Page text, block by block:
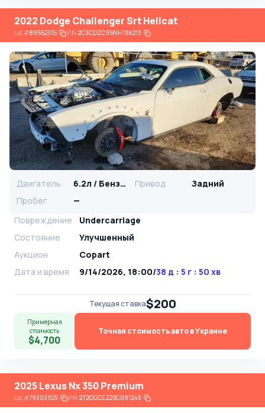
2022 Dodge Challenger Srt Hellcat
Lot#89552315 VIN:2C3CDZC95NH136213
Двигатель 6.2л / Бензин Привод
Задний
Пробег
—
Повреждение
Undercarriage
Состояние
Улучшенный
Аукцион
Copart
Дата и время
9/14/2026, 18:00/38 д : 5 г : 50 хв
Текущая ставка$200
Примерная
стоимость
$4,700
Точная стоимость авто в Украине
2025 Lexus Nx 350 Premium
Lot#79303925 VIN:2T2GGCEZ2SC081249